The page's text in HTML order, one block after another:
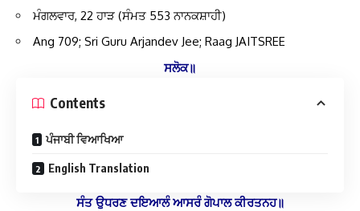
ਮੰਗਲਵਾਰ, 22 ਹਾੜ (ਸੰਮਤ 553 ਨਾਨਕਸ਼ਾਹੀ)
Ang 709; Sri Guru Arjandev Jee; Raag JAITSREE
ਸਲੋਕ॥
Contents
ਪੰਜਾਬੀ ਵਿਆਖਿਆ
English Translation
ਸੰਤ ਉਧਰਣ ਦਇਆਲੰ ਆਸਰੰ ਗੋਪਾਲ ਕੀਰਤਨਹ॥